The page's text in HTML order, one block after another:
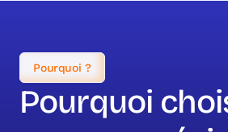
Pourquoi ?
Pourquoi